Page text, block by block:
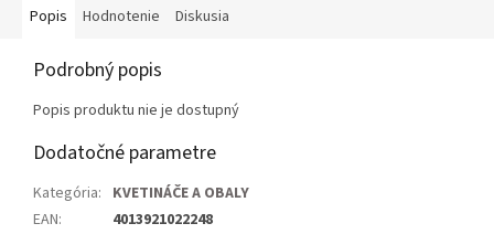
Popis Hodnotenie Diskusia
Podrobný popis
Popis produktu nie je dostupný
Dodatočné parametre
Kategória: KVETINÁČE A OBALY
EAN:
4013921022248